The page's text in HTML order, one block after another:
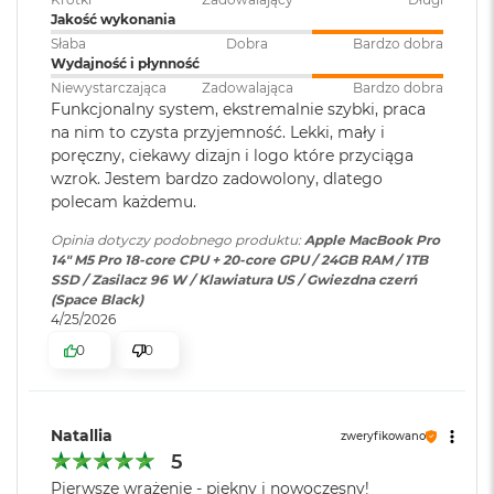
r
1
T
B
M
a
c
B
o
k
A
i
r
2
c
B
o
Jasność w trybie SDR: nawet 1000 nitów (w plenerze)
Kolory
1 miliard kolorów
Szeroka gama kolorów (P3)
Technologia True Tone
Częstotliwość odświeżania
Technologia ProMotion zapewniająca adaptacyjną częstotliwość
odświeżania do 120 Hz
Stałe częstotliwości odświeżania: 47,95 Hz, 48,00 Hz, 50,00 Hz,
Chip
Podświetlana
klawiatura:
Touch ID: TAK
Obsługa
wyświetlaczy:
Obsługa maks. trzech
wyświetlacza do 8K przy 60 Hz.
Odtwarzanie wideo
Odtwarzanie
dźwięku:
Obsługiwane formaty: m.in.
Dolby Digital
, Dolby Digital
Jakość wykonania
Słaba
Dobra
Bardzo dobra
Wydajność i płynność
Niewystarczająca
Zadowalająca Bardzo dobra
Funkcjonalny system, ekstremalnie szybki, praca
na nim to czysta przyjemność. Lekki, mały i
poręczny, ciekawy dizajn i logo które przyciąga
wzrok. Jestem bardzo zadowolony, dlatego
polecam każdemu.
Opinia dotyczy podobnego produktu: Apple MacBook Pro
14" M5 Pro 18-core CPU + 20-core GPU / 24GB RAM / 1TB
SSD / Zasilacz 96 W / Klawiatura US / Gwiezdna czerń
(Space Black)
4/25/2026
0
0
Natallia zweryfikowano
5
Pierwsze wrażenie - piękny i nowoczesny!